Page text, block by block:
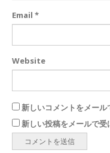
Email *
Website
新しいコメントをメール
新しい投稿をメールで受